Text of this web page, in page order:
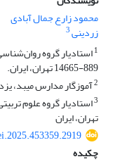
محمود زارع جمال آبادی
زردینی3
1استادیار گروه
889-14665 تهران، ایران.
2آموزگار مدارس میبد،
3
تهران، ایران
چکیده